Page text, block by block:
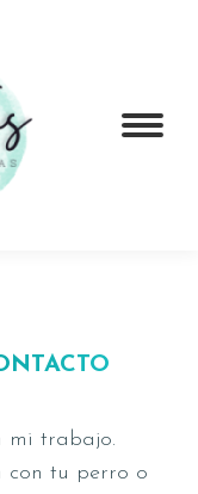
mi trabajo.
con tu perro o